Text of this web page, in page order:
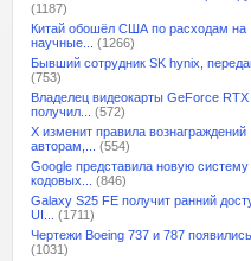
(1187)
Китай обошёл США по расходам на
научные...
(1266)
Бывший сотрудник SK hynix,
(753)
Владелец видеокарты GeForce RTX
получил...
(572)
X изменит правила вознаграждений
авторам,...
(554)
Google представила новую систему
кодовых...
(846)
Galaxy S25 FE получит ранний
UI...
(1711)
Чертежи Boeing 737 и 787 появились
(1031)